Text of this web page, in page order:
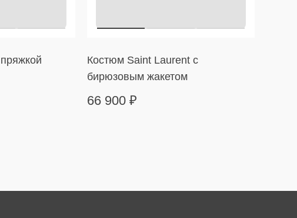
Костюм Saint Laurent с
бирюзовым жакетом
66 900 ₽